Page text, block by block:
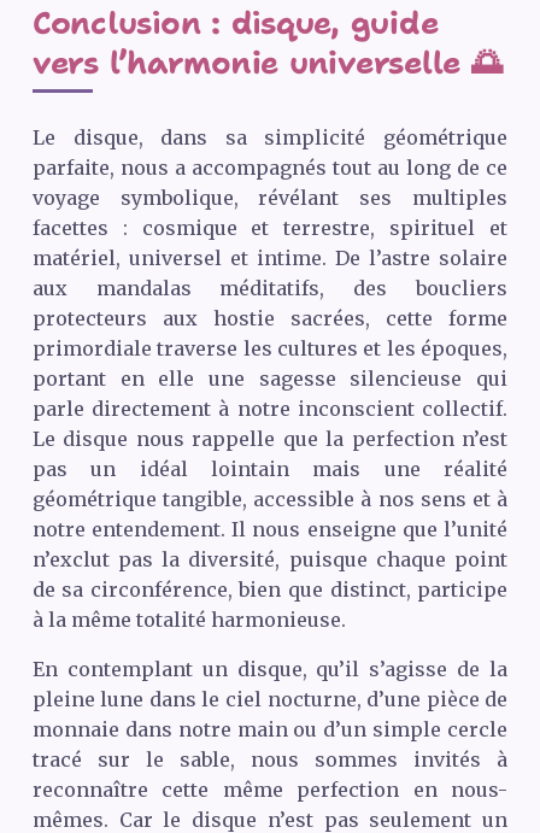
Conclusion : disque, guide
vers l’harmonie universelle 🌅
Le disque, dans sa simplicité géométrique
parfaite, nous a accompagnés tout au long de ce
voyage symbolique, révélant ses multiples
facettes : cosmique et terrestre, spirituel et
matériel, universel et intime. De l’astre solaire
aux mandalas méditatifs, des boucliers
protecteurs aux hostie sacrées, cette forme
primordiale traverse les cultures et les époques,
portant en elle une sagesse silencieuse qui
parle directement à notre inconscient collectif.
Le disque nous rappelle que la perfection n’est
pas un idéal lointain mais une réalité
géométrique tangible, accessible à nos sens et à
notre entendement. Il nous enseigne que l’unité
n’exclut pas la diversité, puisque chaque point
de sa circonférence, bien que distinct, participe
à la même totalité harmonieuse.
En contemplant un disque, qu’il s’agisse de la
pleine lune dans le ciel nocturne, d’une pièce de
monnaie dans notre main ou d’un simple cercle
tracé sur le sable, nous sommes invités à
reconnaître cette même perfection en nous-
mêmes. Car le disque n’est pas seulement un